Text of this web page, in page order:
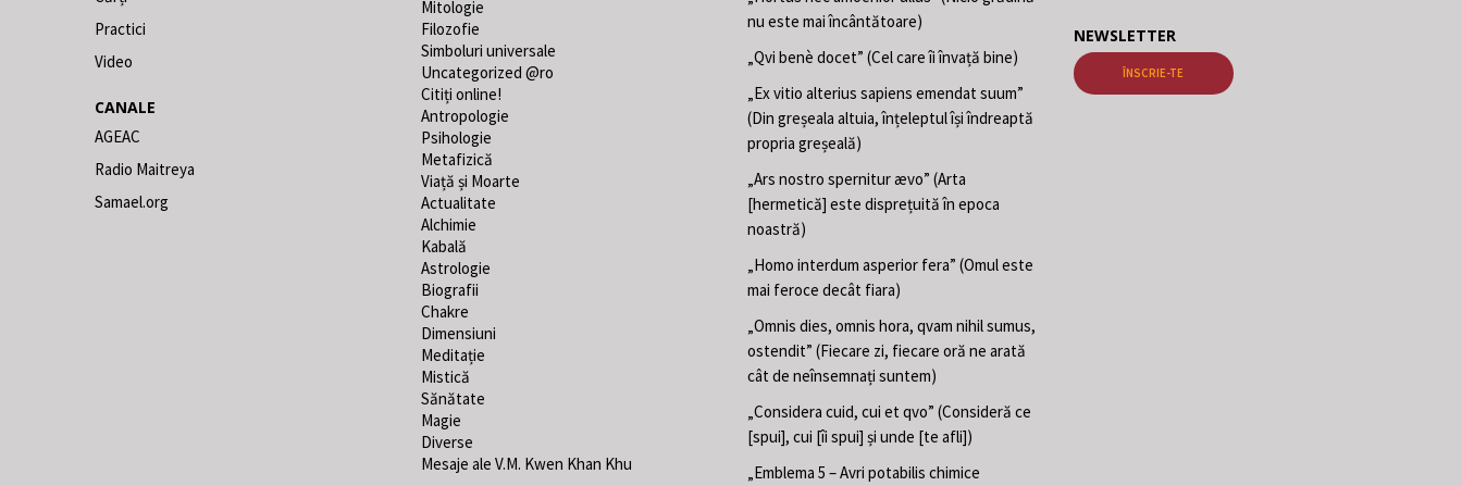
Practici
Video
CANALE
AGEAC
Radio Maitreya
Samael.org
Mitologie
Filozofie
Simboluri universale
Uncategorized @ro
Citiți online!
Antropologie
Psihologie
Metafizică
Viață și Moarte
Actualitate
Alchimie
Kabală
Astrologie
Biografii
Chakre
Dimensiuni
Meditație
Mistică
Sănătate
Magie
Diverse
Mesaje ale V.M. Kwen Khan Khu
nu este mai încântătoare)
„Qvi benè docet” (Cel care îi învață bine)
„Ex vitio alterius sapiens emendat suum”
(Din greșeala altuia, înțeleptul își îndreaptă
propria greșeală)
„Ars nostro spernitur ævo” (Arta
[hermetică] este disprețuită în epoca
noastră)
„Homo interdum asperior fera” (Omul este
mai feroce decât fiara)
„Omnis dies, omnis hora, qvam nihil sumus,
ostendit” (Fiecare zi, fiecare oră ne arată
cât de neînsemnați suntem)
„Considera cuid, cui et qvo” (Consideră ce
[spui], cui [îi spui] și unde [te afli])
„Emblema 5 – Avri potabilis chimice
NEWSLETTER
ÎNSCRIE-TE